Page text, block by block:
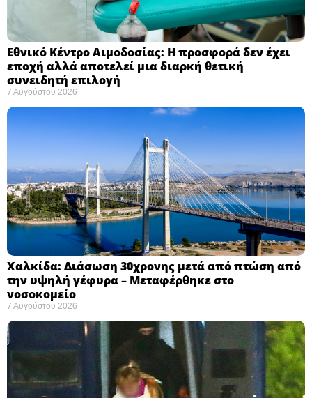
Εθνικό Κέντρο Αιμοδοσίας: H προσφορά δεν έχει
εποχή αλλά αποτελεί μια διαρκή θετική
συνειδητή επιλογή ​
7 Αυγούστου 2026
Χαλκίδα: Διάσωση 30χρονης μετά από πτώση από
την υψηλή γέφυρα – Μεταφέρθηκε στο
νοσοκομείο ​
7 Αυγούστου 2026